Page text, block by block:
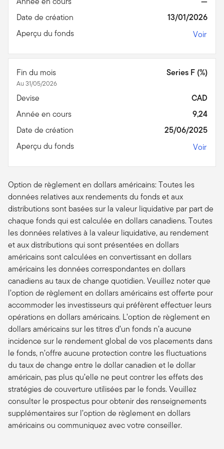
Date de création
13/01/2026
Aperçu du fonds
Voir
Fin du mois
Au 31/05/2026
Series F (%)
Devise
CAD
Année en cours
9,24
Date de création
25/06/2025
Aperçu du fonds
Voir
Option de règlement en dollars américains: Toutes les
données relatives aux rendements du fonds et aux
distributions sont basées sur la valeur liquidative par part de
chaque fonds qui est calculée en dollars canadiens. Toutes
les données relatives à la valeur liquidative, au rendement
et aux distributions qui sont présentées en dollars
américains sont calculées en convertissant en dollars
américains les données correspondantes en dollars
canadiens au taux de change quotidien. Veuillez noter que
l’option de règlement en dollars américains est offerte pour
accommoder les investisseurs qui préfèrent effectuer leurs
opérations en dollars américains. L’option de règlement en
dollars américains sur les titres d’un fonds n’a aucune
incidence sur le rendement global de vos placements dans
le fonds, n’offre aucune protection contre les fluctuations
du taux de change entre le dollar canadien et le dollar
américain, pas plus qu’elle ne peut contrer les effets des
stratégies de couverture utilisées par le fonds. Veuillez
consulter le prospectus pour obtenir des renseignements
supplémentaires sur l’option de règlement en dollars
américains ou communiquez avec votre conseiller.